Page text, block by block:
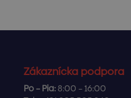
Zákaznícka podpora
Po – Pia:8:00 – 16:00